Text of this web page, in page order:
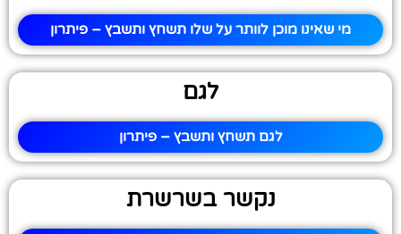
מי שאינו מוכן לוותר על שלו תשחץ ותשבץ – פיתרון
לגם
לגם תשחץ ותשבץ – פיתרון
נקשר בשרשרת